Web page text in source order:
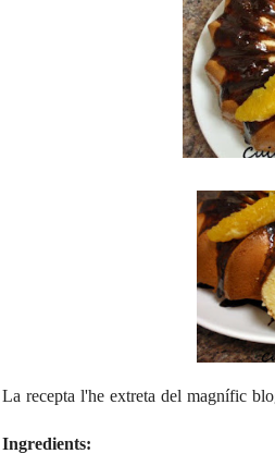
La recepta l'he extreta del magnífic
Ingredients: